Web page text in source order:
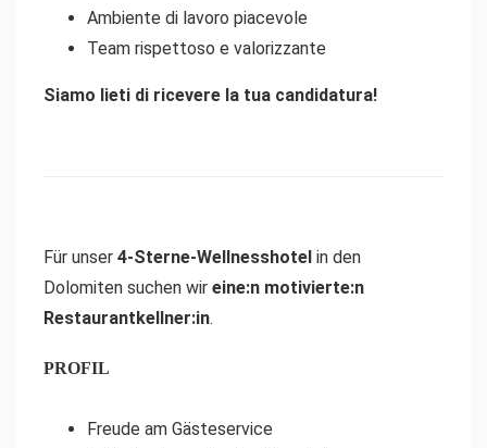
Ambiente di lavoro piacevole
Team rispettoso e valorizzante
Siamo lieti di ricevere la tua candidatura!
Für unser 4-Sterne-Wellnesshotel in den
Dolomiten suchen wir eine:n motivierte:n
Restaurantkellner:in.
PROFIL
Freude am Gästeservice